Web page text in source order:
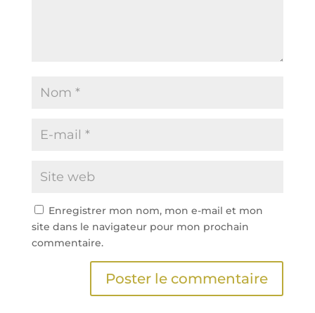
Enregistrer mon nom, mon e-mail et mon
site dans le navigateur pour mon prochain
commentaire.